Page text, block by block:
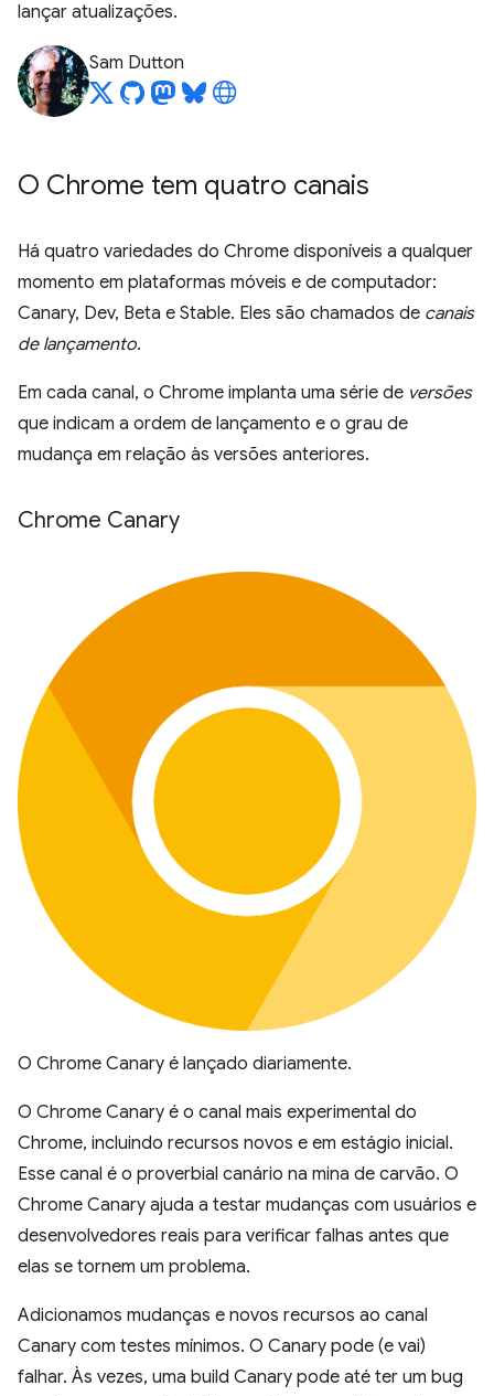
lançar atualizações.
Sam Dutton
O Chrome tem quatro canais
Há quatro variedades do Chrome disponíveis a qualquer
momento em plataformas móveis e de computador:
Canary, Dev, Beta e Stable. Eles são chamados de canais
de lançamento.
Em cada canal, o Chrome implanta uma série de versões
que indicam a ordem de lançamento e o grau de
mudança em relação às versões anteriores.
Chrome Canary
O Chrome Canary é lançado diariamente.
O Chrome Canary é o canal mais experimental do
Chrome, incluindo recursos novos e em estágio inicial.
Esse canal é o proverbial canário na mina de carvão. O
Chrome Canary ajuda a testar mudanças com usuários e
desenvolvedores reais para verificar falhas antes que
elas se tornem um problema.
Adicionamos mudanças e novos recursos ao canal
Canary com testes mínimos. O Canary pode (e vai)
falhar. Às vezes, uma build Canary pode até ter um bug